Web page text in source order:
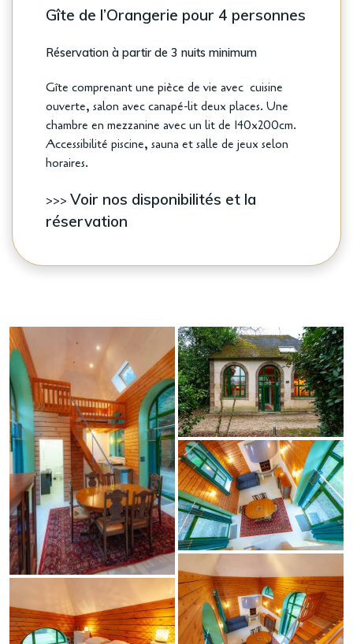
Gîte de l’Orangerie pour 4 personnes
Réservation à partir de 3 nuits minimum
Gîte comprenant une pièce de vie avec cuisine
ouverte, salon avec canapé-lit deux places. Une
chambre en mezzanine avec un lit de 140x200cm.
Accessibilité piscine, sauna et salle de jeux selon
horaires.
>>> Voir nos disponibilités et la
réservation